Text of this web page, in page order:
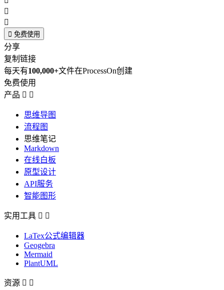


 免费使用
分享
复制链接
每天有100,000+文件在ProcessOn创建
免费使用
产品  
思维导图
流程图
思维笔记
Markdown
在线白板
原型设计
API服务
智能图形
实用工具  
LaTex公式编辑器
Geogebra
Mermaid
PlantUML
资源  